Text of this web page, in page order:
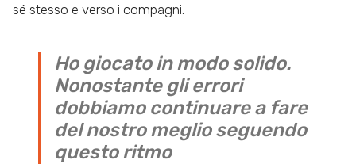
sé stesso e verso i compagni.
Ho giocato in modo solido.
Nonostante gli errori
dobbiamo continuare a fare
del nostro meglio seguendo
questo ritmo